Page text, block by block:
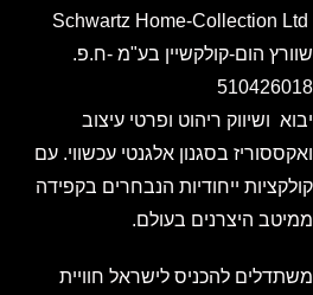
שוורץ הום-קולקשיין בע"מ -ח.פ.
510426018
יבוא ושיווק ריהוט ופרטי עיצוב
ואקססוריז בסגנון אלגנטי עכשווי. עם
קולקציות ייחודיות הנבחרים בקפידה
ממיטב היצרנים בעולם.
משתדלים להכניס לישראל חוויית